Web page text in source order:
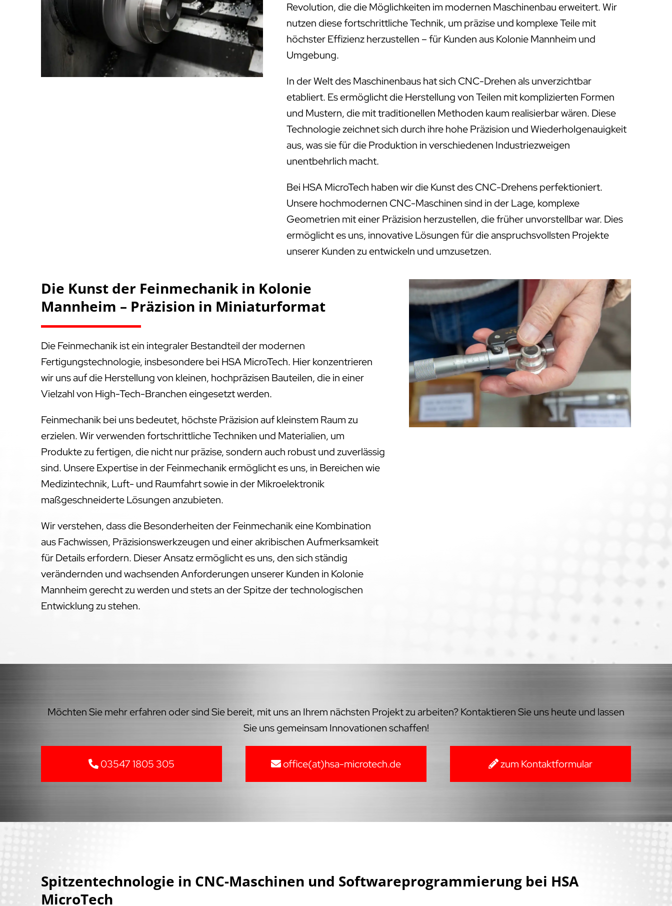
Revolution, die die Möglichkeiten im modernen Maschinenbau erweitert. Wir
nutzen diese fortschrittliche Technik, um präzise und komplexe Teile mit
höchster Effizienz herzustellen – für Kunden aus Kolonie Mannheim und
Umgebung.
In der Welt des Maschinenbaus hat sich CNC-Drehen als unverzichtbar
etabliert. Es ermöglicht die Herstellung von Teilen mit komplizierten Formen
und Mustern, die mit traditionellen Methoden kaum realisierbar wären. Diese
Technologie zeichnet sich durch ihre hohe Präzision und Wiederholgenauigkeit
aus, was sie für die Produktion in verschiedenen Industriezweigen
unentbehrlich macht.
Bei HSA MicroTech haben wir die Kunst des CNC-Drehens perfektioniert.
Unsere hochmodernen CNC-Maschinen sind in der Lage, komplexe
Geometrien mit einer Präzision herzustellen, die früher unvorstellbar war. Dies
ermöglicht es uns, innovative Lösungen für die anspruchsvollsten Projekte
unserer Kunden zu entwickeln und umzusetzen.
Die Kunst der Feinmechanik in Kolonie
Mannheim – Präzision in Miniaturformat
Die Feinmechanik ist ein integraler Bestandteil der modernen
Fertigungstechnologie, insbesondere bei HSA MicroTech. Hier konzentrieren
wir uns auf die Herstellung von kleinen, hochpräzisen Bauteilen, die in einer
Vielzahl von High-Tech-Branchen eingesetzt werden.
Feinmechanik bei uns bedeutet, höchste Präzision auf kleinstem Raum zu
erzielen. Wir verwenden fortschrittliche Techniken und Materialien, um
Produkte zu fertigen, die nicht nur präzise, sondern auch robust und zuverlässig
sind. Unsere Expertise in der Feinmechanik ermöglicht es uns, in Bereichen wie
Medizintechnik, Luft- und Raumfahrt sowie in der Mikroelektronik
maßgeschneiderte Lösungen anzubieten.
Wir verstehen, dass die Besonderheiten der Feinmechanik eine Kombination
aus Fachwissen, Präzisionswerkzeugen und einer akribischen Aufmerksamkeit
für Details erfordern. Dieser Ansatz ermöglicht es uns, den sich ständig
verändernden und wachsenden Anforderungen unserer Kunden in Kolonie
Mannheim gerecht zu werden und stets an der Spitze der technologischen
Entwicklung zu stehen.
Möchten Sie mehr erfahren oder sind Sie bereit, mit uns an Ihrem nächsten Projekt zu arbeiten? Kontaktieren Sie uns heute und lassen
Sie uns gemeinsam Innovationen schaffen!
03547 1805 305 office(at)hsa-microtech.de zum Kontaktformular
Spitzentechnologie in CNC-Maschinen und Softwareprogrammierung bei HSA
MicroTech